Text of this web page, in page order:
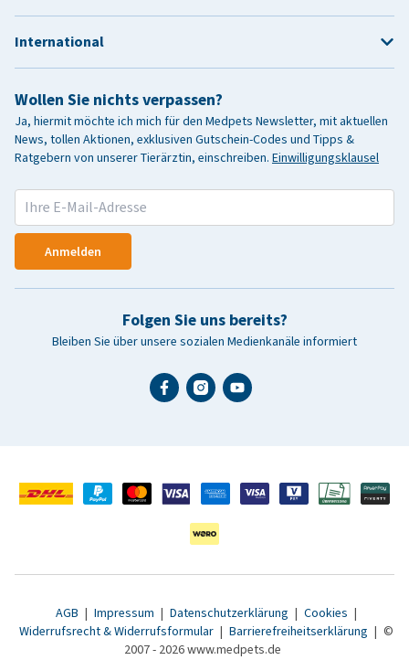
Wollen Sie nichts verpassen?
Ja, hiermit möchte ich mich für den Medpets Newsletter, mit aktuellen
News, tollen Aktionen, exklusiven Gutschein-Codes und Tipps &
Ratgebern von unserer Tierärztin, einschreiben. Einwilligungsklausel
Anmelden
Folgen Sie uns bereits?
Bleiben Sie über unsere sozialen Medienkanäle informiert
International
AGB | Impressum | Datenschutzerklärung | Cookies |
Widerrufsrecht & Widerrufsformular | Barrierefreiheitserklärung | ©
2007 - 2026 www.medpets.de